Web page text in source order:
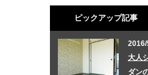
ピックアップ記事
大人
ダン